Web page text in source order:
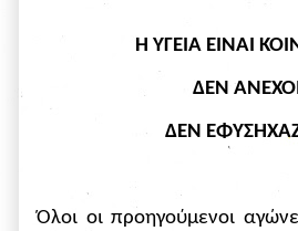
Η ΥΓΕΙΑ ΕΙΝΑΙ
ΔΕΝ
ΔΕΝ
Όλοι οι προηγούμενοι